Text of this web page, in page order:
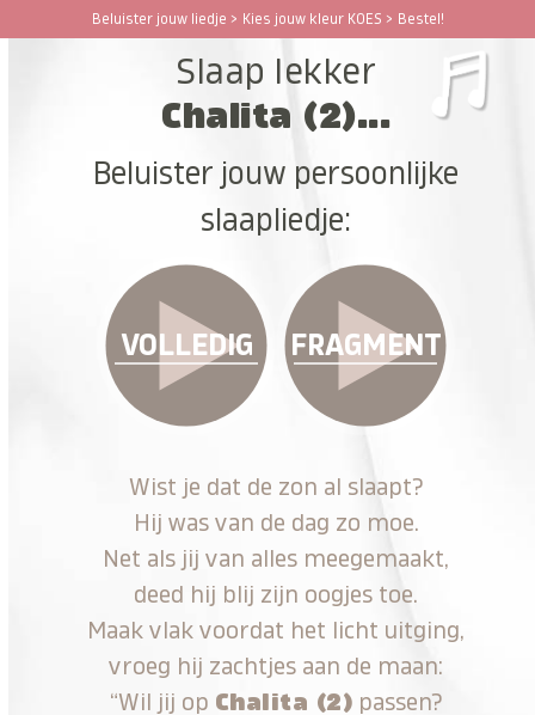
Beluister jouw liedje > Kies jouw kleur KOES > Bestel!
Open
Close
Slaap lekker
Chalita (2)...
Beluister jouw persoonlijke
slaapliedje:
VOLLEDIG FRAGMENT
Wist je dat de zon al slaapt?
Hij was van de dag zo moe.
Net als jij van alles meegemaakt,
deed hij blij zijn oogjes toe.
Maak vlak voordat het licht uitging,
vroeg hij zachtjes aan de maan:
“Wil jij op Chalita (2) passen?